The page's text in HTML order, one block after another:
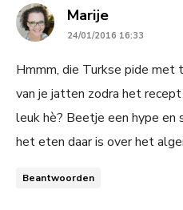
Marijesays:
24/01/2016 16:33
Hmmm, die Turkse pide met
van je jatten zodra het
leuk hè? Beetje een hype en
het eten daar is over het
Beantwoorden